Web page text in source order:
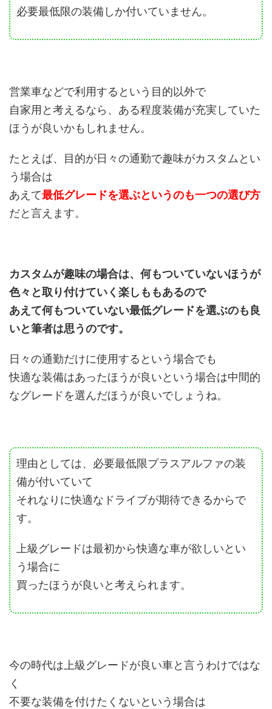
必要最低限の装備しか付いていません。
営業車などで利用するという目的以外で
自家用と考えるなら、ある程度装備が充実していた
ほうが良いかもしれません。
たとえば、目的が日々の通勤で趣味がカスタムとい
う場合は
あえて最低グレードを選ぶというのも一つの選び方
だと言えます。
カスタムが趣味の場合は、何もついていないほうが
色々と取り付けていく楽しももあるので
あえて何もついていない最低グレードを選ぶのも良
いと筆者は思うのです。
日々の通勤だけに使用するという場合でも
快適な装備はあったほうが良いという場合は中間的
なグレードを選んだほうが良いでしょうね。
理由としては、必要最低限プラスアルファの装
備が付いていて
それなりに快適なドライブが期待できるからで
す。
上級グレードは最初から快適な車が欲しいとい
う場合に
買ったほうが良いと考えられます。
今の時代は上級グレードが良い車と言うわけではな
く
不要な装備を付けたくないという場合は